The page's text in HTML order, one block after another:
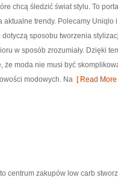
chcą śledzić świat stylu. To
aktualne trendy. Polecamy
dotyczą sposobu tworzenia
w sposób zrozumiały. Dzięki
że moda nie musi być
modowych. Na [ Read More
centrum zakupów low carb